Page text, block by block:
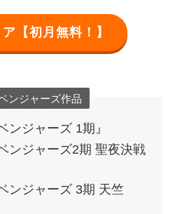
【初月無料！】
ンジャーズ作品
ンジャーズ 1期』
ンジャーズ2期 聖夜決戦
ンジャーズ 3期 天竺